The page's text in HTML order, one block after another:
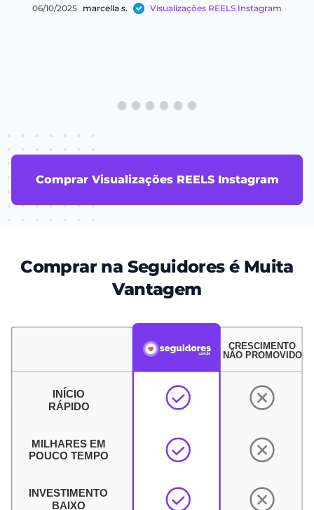
06/10/2025 marcella s. Visualizações REELS Instagram
Comprar Visualizações REELS Instagram
Comprar na Seguidores é Muita
Vantagem